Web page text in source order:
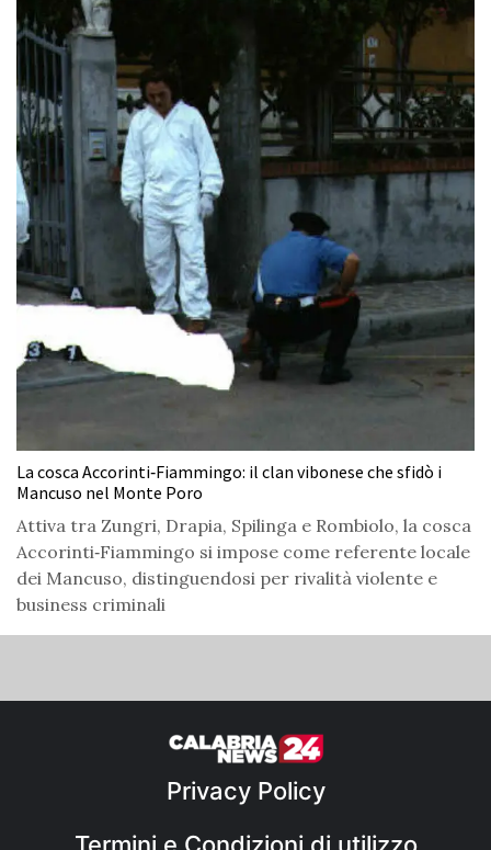
La cosca Accorinti‑Fiammingo: il clan vibonese che sfidò i
Mancuso nel Monte Poro
Attiva tra Zungri, Drapia, Spilinga e Rombiolo, la cosca
Accorinti‑Fiammingo si impose come referente locale
dei Mancuso, distinguendosi per rivalità violente e
business criminali
Privacy Policy